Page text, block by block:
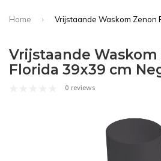
Home
Vrijstaande Waskom Zenon
Vrijstaande Waskom
Florida 39x39 cm
0 reviews